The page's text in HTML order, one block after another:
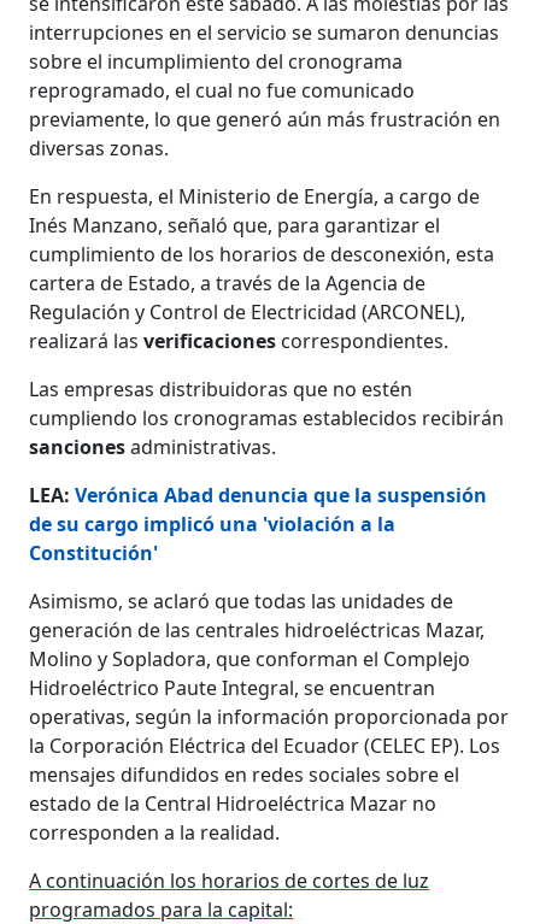
interrupciones en el servicio se sumaron denuncias
sobre el incumplimiento del cronograma
reprogramado, el cual no fue comunicado
previamente, lo que generó aún más frustración en
diversas zonas.
En respuesta, el Ministerio de Energía, a cargo de
Inés Manzano, señaló que, para garantizar el
cumplimiento de los horarios de desconexión, esta
cartera de Estado, a través de la Agencia de
Regulación y Control de Electricidad (ARCONEL),
realizará lasverificaciones correspondientes.
Las empresas distribuidoras que no estén
cumpliendo los cronogramas establecidos recibirán
sancionesadministrativas.
LEA:Verónica Abad denuncia que la suspensión
de su cargo implicó una 'violación a la
Constitución'
Asimismo, se aclaró que todas las unidades de
generación de las centrales hidroeléctricas Mazar,
Molino y Sopladora, que conforman el Complejo
Hidroeléctrico Paute Integral, se encuentran
operativas, según la información proporcionada por
la Corporación Eléctrica del Ecuador (CELEC EP). Los
mensajes difundidos en redes sociales sobre el
estado de la Central Hidroeléctrica Mazar no
corresponden a la realidad.
A continuación los horarios de cortes de luz
programados para la capital: